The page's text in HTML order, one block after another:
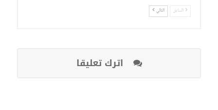
السابق التالي
اترك تعليقا